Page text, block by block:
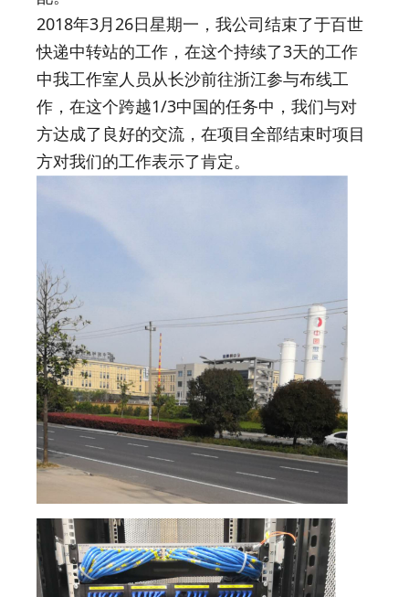
2018年3月26日星期一，我公司结束了于百世
快递中转站的工作，在这个持续了3天的工作
中我工作室人员从长沙前往浙江参与布线工
作，在这个跨越1/3中国的任务中，我们与对
方达成了良好的交流，在项目全部结束时项目
方对我们的工作表示了肯定。